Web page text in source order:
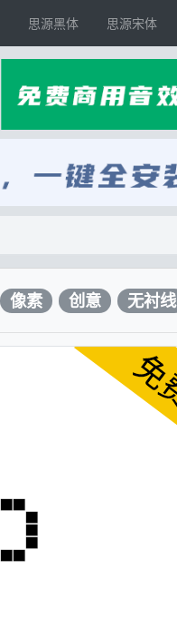
思源黑体 思源宋体
像素 创意 无衬线